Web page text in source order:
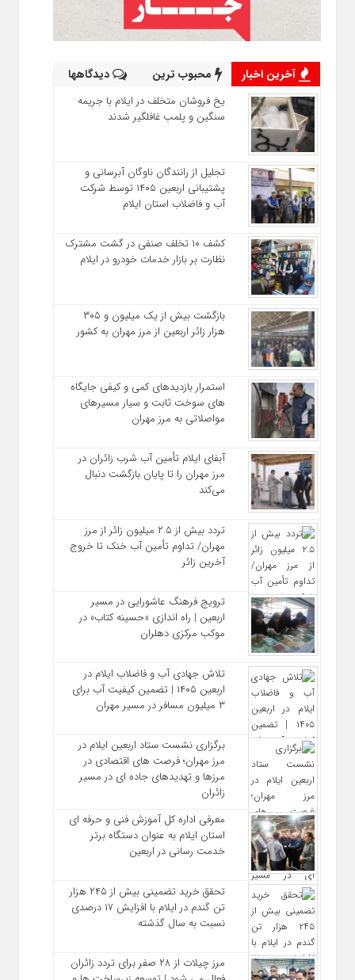
آخرین اخبار محبوب ترین دیدگاهها
یخ‌ فروشان متخلف در ایلام با جریمه
سنگین و پلمب غافلگیر شدند
تجلیل از رانندگان ناوگان آبرسانی و
پشتیبانی اربعین ۱۴۰۵ توسط شرکت
آب و فاضلاب استان ایلام
کشف ۱۰ تخلف صنفی در گشت مشترک
نظارت بر بازار خدمات خودرو در ایلام
بازگشت بیش از یک میلیون و ۳۰۵
هزار زائر اربعین از مرز مهران به کشور
استمرار بازدیدهای کمی و کیفی جایگاه‌
های سوخت ثابت و سیار مسیرهای
مواصلاتی به مرز مهران
آبفای ایلام تأمین آب شرب زائران در
مرز مهران را تا پایان بازگشت دنبال
می‌کند
تردد بیش از ۲.۵ میلیون زائر از مرز
مهران/ تداوم تأمین آب خنک تا خروج
آخرین زائر
ترویج فرهنگ عاشورایی در مسیر
اربعین | راه‌ اندازی «حسینه کتاب» در
موکب مرکزی دهلران
تلاش جهادی آب و فاضلاب ایلام در
اربعین ۱۴۰۵ | تضمین کیفیت آب برای
۳ میلیون مسافر در مسیر مهران
برگزاری نشست ستاد اربعین ایلام در
مرز مهران؛ فرصت‌ های اقتصادی در
مرزها و تهدیدهای جاده‌ ای در مسیر
زائران
معرفی اداره کل آموزش فنی و حرفه‌ ای
استان ایلام به‌ عنوان دستگاه برتر
خدمت‌ رسانی در اربعین
تحقق خرید تضمینی بیش از ۲۴۵ هزار
تن گندم در ایلام با افزایش ۱۷ درصدی
نسبت به سال گذشته
مرز چیلات از ۲۸ صفر برای تردد زائران